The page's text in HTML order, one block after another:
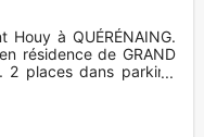
Houy à QUÉRÉNAING.
résidence de GRAND
2 places dans parking